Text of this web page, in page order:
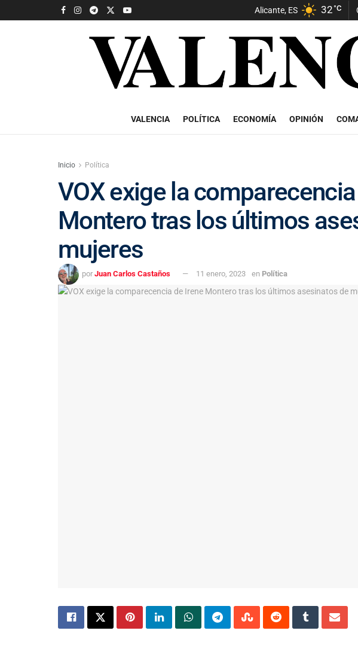
Alicante, ES 32°C
VALENCIA POLÍTICA ECONOMÍA OPINIÓN
Inicio Política
VOX exige la
Montero tras los últimos
mujeres
por Juan Carlos Castaños 11 enero, 2023 en Política